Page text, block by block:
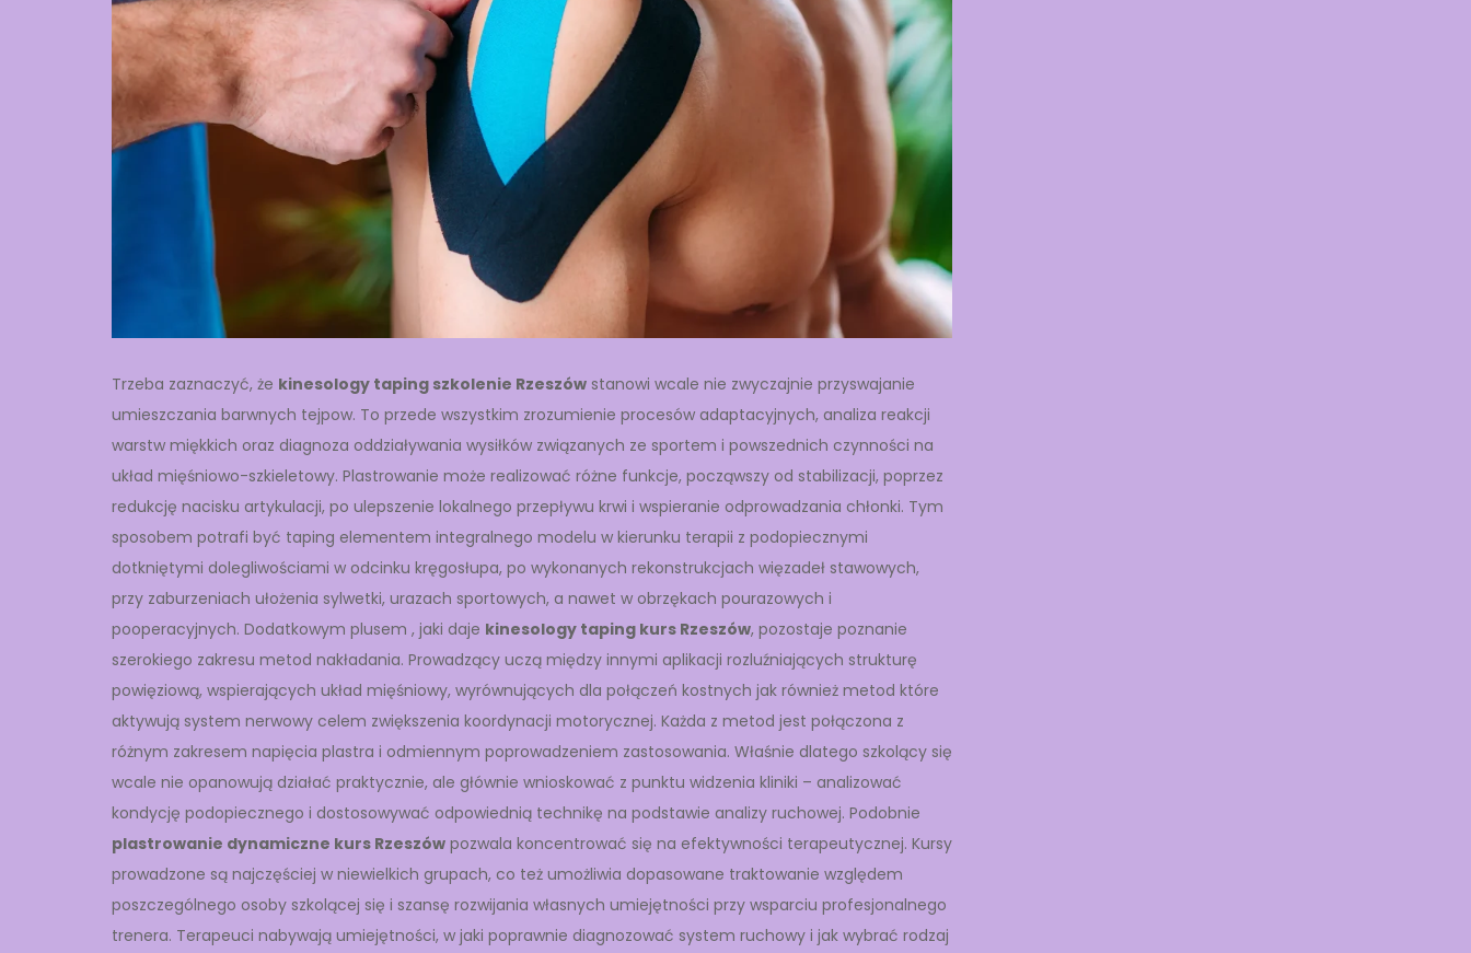
Trzeba zaznaczyć, że kinesology taping szkolenie Rzeszów stanowi wcale nie zwyczajnie przyswajanie
umieszczania barwnych tejpow. To przede wszystkim zrozumienie procesów adaptacyjnych, analiza reakcji
warstw miękkich oraz diagnoza oddziaływania wysiłków związanych ze sportem i powszednich czynności na
układ mięśniowo-szkieletowy. Plastrowanie może realizować różne funkcje, począwszy od stabilizacji, poprzez
redukcję nacisku artykulacji, po ulepszenie lokalnego przepływu krwi i wspieranie odprowadzania chłonki. Tym
sposobem potrafi być taping elementem integralnego modelu w kierunku terapii z podopiecznymi
dotkniętymi dolegliwościami w odcinku kręgosłupa, po wykonanych rekonstrukcjach więzadeł stawowych,
przy zaburzeniach ułożenia sylwetki, urazach sportowych, a nawet w obrzękach pourazowych i
pooperacyjnych. Dodatkowym plusem , jaki daje kinesology taping kurs Rzeszów, pozostaje poznanie
szerokiego zakresu metod nakładania. Prowadzący uczą między innymi aplikacji rozluźniających strukturę
powięziową, wspierających układ mięśniowy, wyrównujących dla połączeń kostnych jak również metod które
aktywują system nerwowy celem zwiększenia koordynacji motorycznej. Każda z metod jest połączona z
różnym zakresem napięcia plastra i odmiennym poprowadzeniem zastosowania. Właśnie dlatego szkolący się
wcale nie opanowują działać praktycznie, ale głównie wnioskować z punktu widzenia kliniki – analizować
kondycję podopiecznego i dostosowywać odpowiednią technikę na podstawie analizy ruchowej. Podobnie
plastrowanie dynamiczne kurs Rzeszów pozwala koncentrować się na efektywności terapeutycznej. Kursy
prowadzone są najczęściej w niewielkich grupach, co też umożliwia dopasowane traktowanie względem
poszczególnego osoby szkolącej się i szansę rozwijania własnych umiejętności przy wsparciu profesjonalnego
trenera. Terapeuci nabywają umiejętności, w jaki poprawnie diagnozować system ruchowy i jak wybrać rodzaj